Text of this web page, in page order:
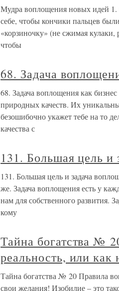
Мудра воплощения новых идей 1.
себе, чтобы кончики пальцев
«корзиночку» (не сжимая
чтобы
68. Задача
68. Задача воплощения как
природных качеств. Их
безошибочно укажет тебе на то
качества с
131. Большая цель и
131. Большая цель и задача
же. Задача воплощения есть у
нам для собственного развития.
кому
Тайна богатства №
реальность, или как
Тайна богатства № 20 Правила
свои желания! Изобилие – это